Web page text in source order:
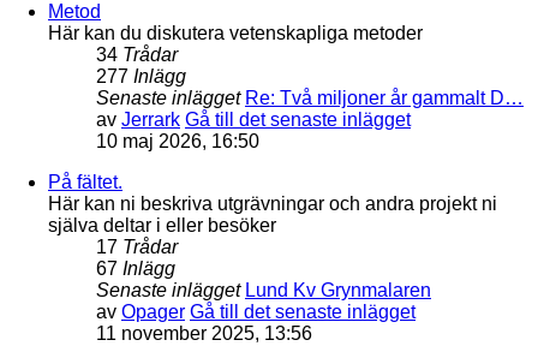
Metod
Här kan du diskutera vetenskapliga metoder
34 Trådar
277 Inlägg
Senaste inlägget Re: Två miljoner år gammalt D…
av Jerrark Gå till det senaste inlägget
10 maj 2026, 16:50
På fältet.
Här kan ni beskriva utgrävningar och andra projekt ni
själva deltar i eller besöker
17 Trådar
67 Inlägg
Senaste inlägget Lund Kv Grynmalaren
av Opager Gå till det senaste inlägget
11 november 2025, 13:56